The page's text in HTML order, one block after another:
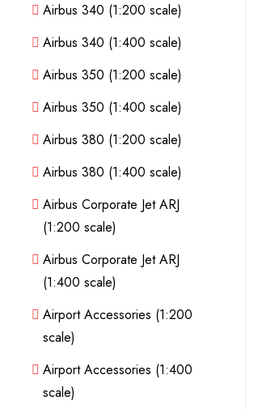
Airbus 340 (1:200 scale)
Airbus 340 (1:400 scale)
Airbus 350 (1:200 scale)
Airbus 350 (1:400 scale)
Airbus 380 (1:200 scale)
Airbus 380 (1:400 scale)
Airbus Corporate Jet ARJ
(1:200 scale)
Airbus Corporate Jet ARJ
(1:400 scale)
Airport Accessories (1:200
scale)
Airport Accessories (1:400
scale)